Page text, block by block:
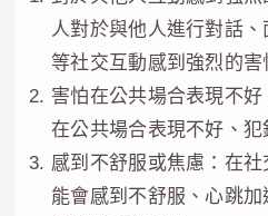
人對於與他人進行對話
等社交互動感到強烈的害
害怕在公共場合表現不
在公共場合表現不好、犯
感到不舒服或焦慮：在
能會感到不舒服、心跳加